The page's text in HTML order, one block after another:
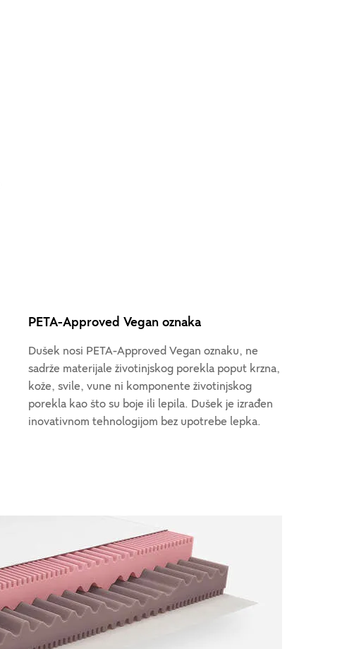
PETA-Approved Vegan oznaka
Dušek nosi PETA-Approved Vegan oznaku, ne
sadrže materijale životinjskog porekla poput krzna,
kože, svile, vune ni komponente životinjskog
porekla kao što su boje ili lepila. Dušek je izrađen
inovativnom tehnologijom bez upotrebe lepka.